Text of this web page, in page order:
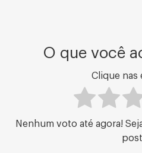
O que você
Clique nas
Nenhum voto até agora!